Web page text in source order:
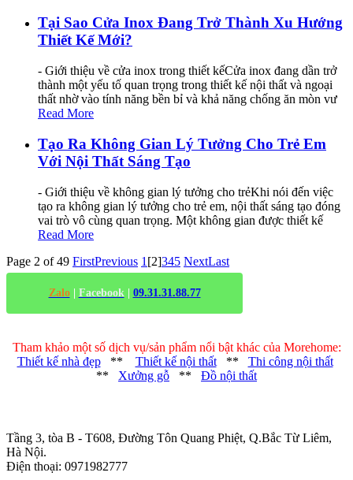
Tại Sao Cửa Inox Đang Trở Thành Xu Hướng
Thiết Kế Mới?
- Giới thiệu về cửa inox trong thiết kếCửa inox đang dần trở
thành một yếu tố quan trọng trong thiết kế nội thất và ngoại
thất nhờ vào tính năng bền bỉ và khả năng chống ăn mòn vư
Read More
Tạo Ra Không Gian Lý Tưởng Cho Trẻ Em
Với Nội Thất Sáng Tạo
- Giới thiệu về không gian lý tưởng cho trẻKhi nói đến việc
tạo ra không gian lý tưởng cho trẻ em, nội thất sáng tạo đóng
vai trò vô cùng quan trọng. Một không gian được thiết kế
Read More
Page 2 of 49 FirstPrevious 1 [2]345 NextLast
Zalo| Facebook | 09.31.31.88.77
Tham khảo một số dịch vụ/sản phẩm nổi bật khác của Morehome:
Thiết kế nhà đẹp** Thiết kế nội thất** Thi công nội thất
** Xưởng gỗ ** Đồ nội thất
Tầng 3, tòa B - T608, Đường Tôn Quang Phiệt, Q.Bắc Từ Liêm,
Hà Nội.
Điện thoại: 0971982777